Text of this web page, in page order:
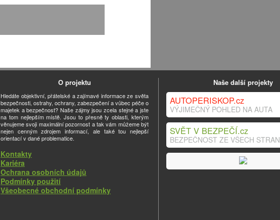
Naše další projekty
AUTOPERISKOP.cz
VÝJIMEČNÝ POHLED NA AUTA
SVĚT V BEZPEČÍ.cz
BEZPEČNOST ZE VŠECH STRAN
O projektu
Hledáte objektivní, přátelské a zajímavé informace ze světa
bezpečnosti, ostrahy, ochrany, zabezpečení a vůbec péče o
majetek a bezpečnost? Naše zájmy jsou zcela stejné a jste
na tom nejlepším místě. Jsou to přesně ty oblasti, kterým
věnujeme svoji maximální pozornost a tak vám můžeme být
nejen cenným zdrojem informací, ale také tou nejlepší
orientací v dané problematice.
Kontakty
Kariéra
Ochrana osobních údajů
Podmínky použití
Všeobecné obchodní podmínky